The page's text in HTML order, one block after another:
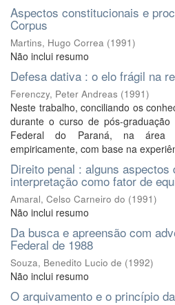
Aspectos constitucionais e
Corpus
Martins, Hugo Correa (1991)
Não inclui resumo
Defesa dativa : o elo frágil na
Ferenczy, Peter Andreas (1991)
Neste trabalho, conciliando os
durante o curso de pós-
Federal do Paraná, na área
empiricamente, com base na
Direito penal : alguns aspectos
interpretação como fator de
Amaral, Celso Carneiro do (1991)
Não inclui resumo
Da busca e apreensão com
Federal de 1988
Souza, Benedito Lucio de (1992)
Não inclui resumo
O arquivamento e o princípio